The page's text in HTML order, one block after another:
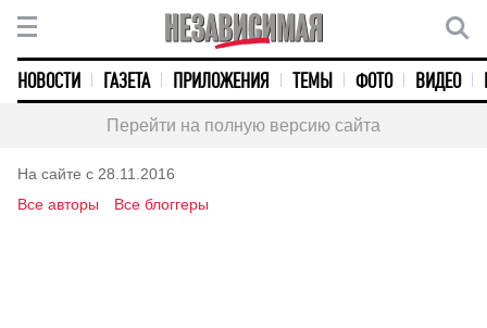
НОВОСТИ ГАЗЕТА ПРИЛОЖЕНИЯ ТЕМЫ ФОТО ВИДЕО
Перейти на полную версию сайта
На сайте с 28.11.2016
Все авторы
Все блоггеры